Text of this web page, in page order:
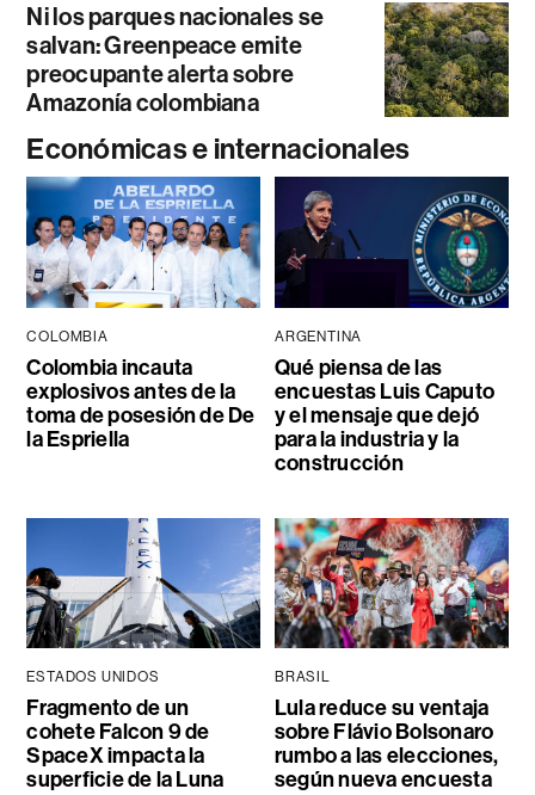
Ni los parques nacionales se
salvan: Greenpeace emite
preocupante alerta sobre
Amazonía colombiana
Económicas e internacionales
COLOMBIA
Colombia incauta
explosivos antes de la
toma de posesión de De
la Espriella
ARGENTINA
Qué piensa de las
encuestas Luis Caputo
y el mensaje que dejó
para la industria y la
construcción
ESTADOS UNIDOS
Fragmento de un
cohete Falcon 9 de
SpaceX impacta la
superficie de la Luna
BRASIL
Lula reduce su ventaja
sobre Flávio Bolsonaro
rumbo a las elecciones,
según nueva encuesta